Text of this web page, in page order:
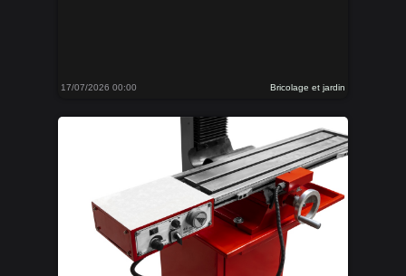
17/07/2026 00:00 Bricolage et jardin